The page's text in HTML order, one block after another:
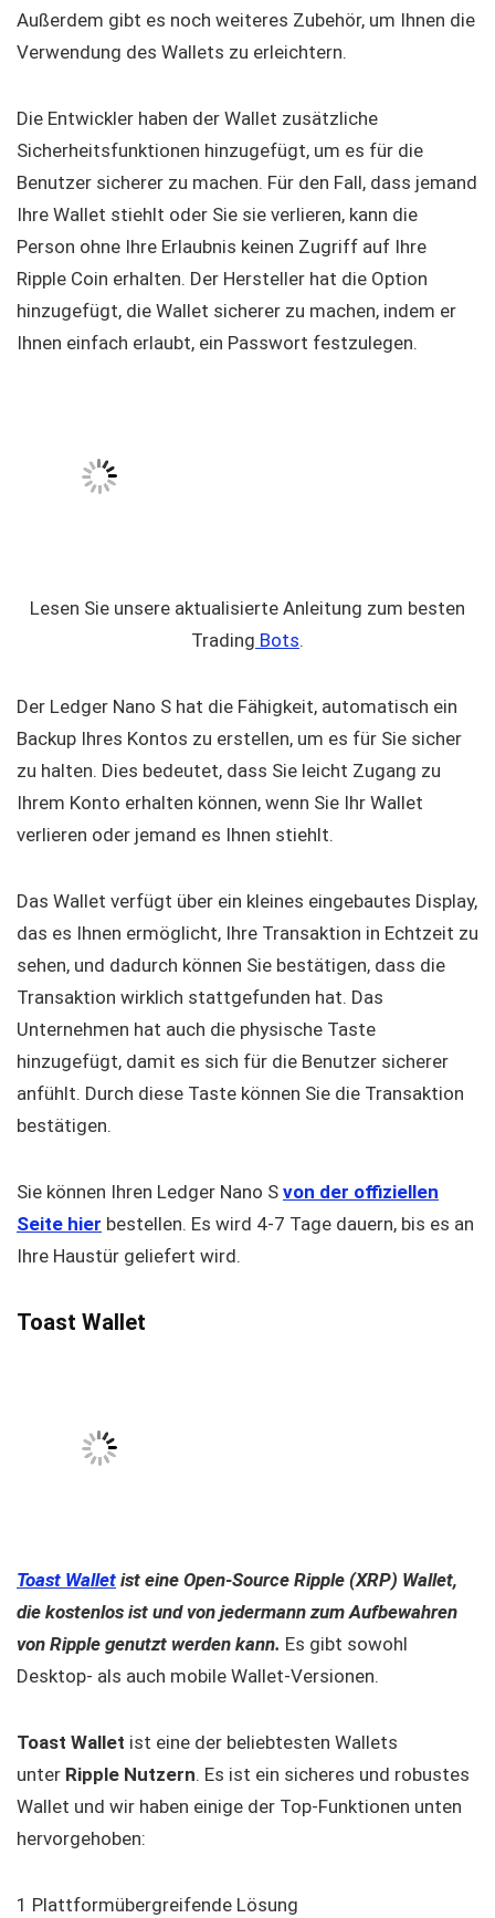
Außerdem gibt es noch weiteres Zubehör, um Ihnen die
Verwendung des Wallets zu erleichtern.
Die Entwickler haben der Wallet zusätzliche
Sicherheitsfunktionen hinzugefügt, um es für die
Benutzer sicherer zu machen. Für den Fall, dass jemand
Ihre Wallet stiehlt oder Sie sie verlieren, kann die
Person ohne Ihre Erlaubnis keinen Zugriff auf Ihre
Ripple Coin erhalten. Der Hersteller hat die Option
hinzugefügt, die Wallet sicherer zu machen, indem er
Ihnen einfach erlaubt, ein Passwort festzulegen.
Lesen Sie unsere aktualisierte Anleitung zum besten
Trading Bots.
Der Ledger Nano S hat die Fähigkeit, automatisch ein
Backup Ihres Kontos zu erstellen, um es für Sie sicher
zu halten. Dies bedeutet, dass Sie leicht Zugang zu
Ihrem Konto erhalten können, wenn Sie Ihr Wallet
verlieren oder jemand es Ihnen stiehlt.
Das Wallet verfügt über ein kleines eingebautes Display,
das es Ihnen ermöglicht, Ihre Transaktion in Echtzeit zu
sehen, und dadurch können Sie bestätigen, dass die
Transaktion wirklich stattgefunden hat. Das
Unternehmen hat auch die physische Taste
hinzugefügt, damit es sich für die Benutzer sicherer
anfühlt. Durch diese Taste können Sie die Transaktion
bestätigen.
Sie können Ihren Ledger Nano S von der offiziellen
Seite hier bestellen. Es wird 4-7 Tage dauern, bis es an
Ihre Haustür geliefert wird.
Toast Wallet
Toast Wallet ist eine Open-Source Ripple (XRP) Wallet,
die kostenlos ist und von jedermann zum Aufbewahren
von Ripple genutzt werden kann. Es gibt sowohl
Desktop- als auch mobile Wallet-Versionen.
Toast Wallet ist eine der beliebtesten Wallets
unter Ripple Nutzern. Es ist ein sicheres und robustes
Wallet und wir haben einige der Top-Funktionen unten
hervorgehoben:
1 Plattformübergreifende Lösung